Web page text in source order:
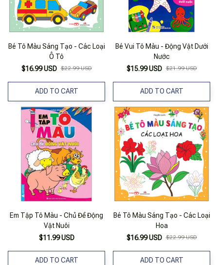
Bé Tô Màu Sáng Tạo - Các Loại
Ô Tô
$16.99 USD $22.99 USD
ADD TO CART
Bé Vui Tô Màu - Động Vật Dưới
Nước
$15.99 USD $21.99 USD
ADD TO CART
Em Tập Tô Màu - Chủ Đề Động
Vật Nuôi
$11.99 USD
ADD TO CART
Bé Tô Màu Sáng Tạo - Các Loại
Hoa
$16.99 USD $22.99 USD
ADD TO CART